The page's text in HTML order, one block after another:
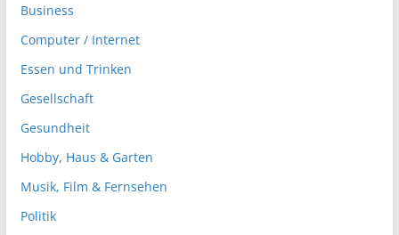
Business
Computer / Internet
Essen und Trinken
Gesellschaft
Gesundheit
Hobby, Haus & Garten
Musik, Film & Fernsehen
Politik